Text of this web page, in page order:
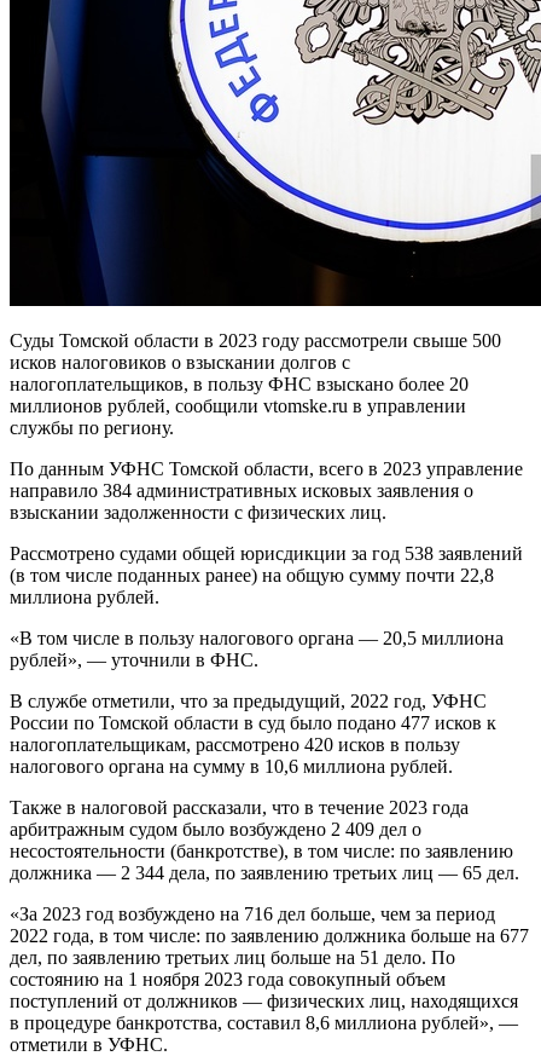
Суды Томской области в 2023 году рассмотрели свыше 500
исков налоговиков о взыскании долгов с
налогоплательщиков, в пользу ФНС взыскано более 20
миллионов рублей, сообщили vtomske.ru в управлении
службы по региону.
По данным УФНС Томской области, всего в 2023 управление
направило 384 административных исковых заявления о
взыскании задолженности с физических лиц.
Рассмотрено судами общей юрисдикции за год 538 заявлений
(в том числе поданных ранее) на общую сумму почти 22,8
миллиона рублей.
«В том числе в пользу налогового органа — 20,5 миллиона
рублей», — уточнили в ФНС.
В службе отметили, что за предыдущий, 2022 год, УФНС
России по Томской области в суд было подано 477 исков к
налогоплательщикам, рассмотрено 420 исков в пользу
налогового органа на сумму в 10,6 миллиона рублей.
Также в налоговой рассказали, что в течение 2023 года
арбитражным судом было возбуждено 2 409 дел о
несостоятельности (банкротстве), в том числе: по заявлению
должника — 2 344 дела, по заявлению третьих лиц — 65 дел.
«За 2023 год возбуждено на 716 дел больше, чем за период
2022 года, в том числе: по заявлению должника больше на 677
дел, по заявлению третьих лиц больше на 51 дело. По
состоянию на 1 ноября 2023 года совокупный объем
поступлений от должников — физических лиц, находящихся
в процедуре банкротства, составил 8,6 миллиона рублей», —
отметили в УФНС.